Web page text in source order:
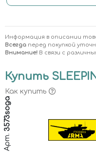
Информация в описании
Всегда перед покупкой
Внимание! В связи с
Купить
Как купить
Арт.
3573soga